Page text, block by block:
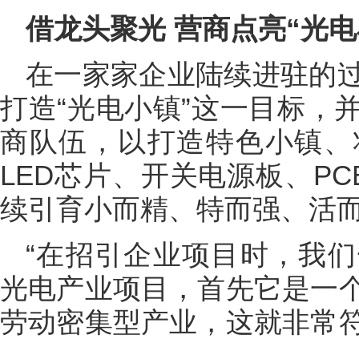
借龙头聚光 营商点亮“光
在一家家企业陆续进驻的
打造“光电小镇”这一目标，
商队伍，以打造特色小镇
LED芯片、开关电源板、
续引育小而精、特而强、活
“在招引企业项目时，我
光电产业项目，首先它是一
劳动密集型产业，这就非常